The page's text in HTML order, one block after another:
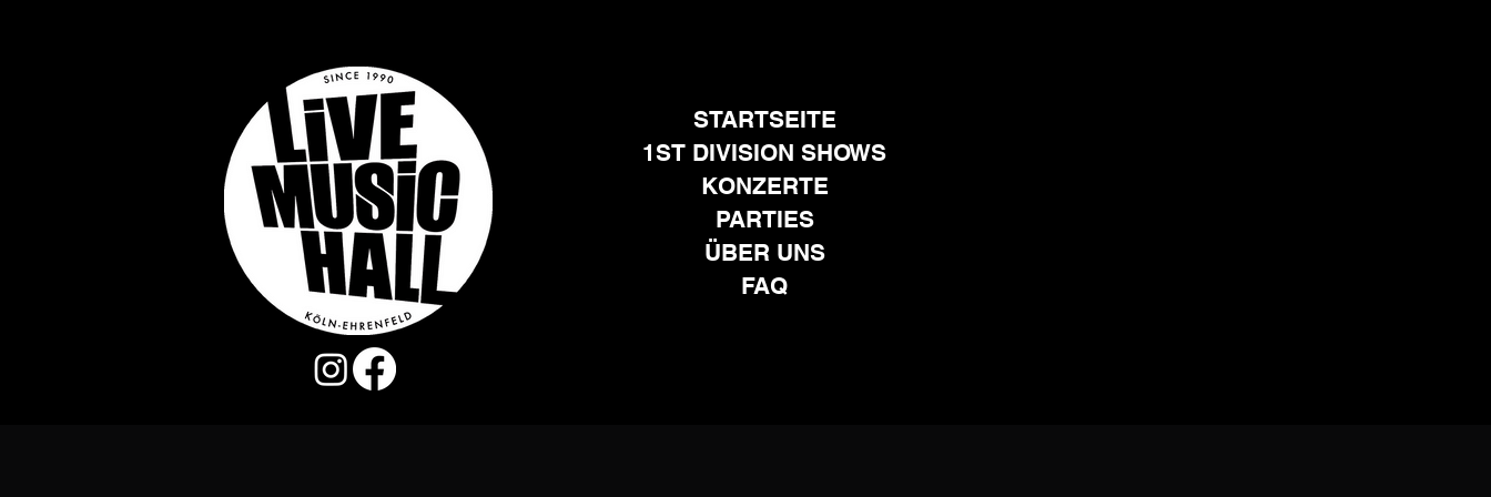
STARTSEITE
1ST DIVISION SHOWS
KONZERTE
PARTIES
ÜBER UNS
FAQ